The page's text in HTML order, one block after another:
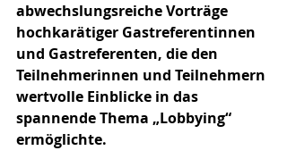
abwechslungsreiche Vorträge
hochkarätiger Gastreferentinnen
und Gastreferenten, die den
Teilnehmerinnen und Teilnehmern
wertvolle Einblicke in das
spannende Thema „Lobbying“
ermöglichte.